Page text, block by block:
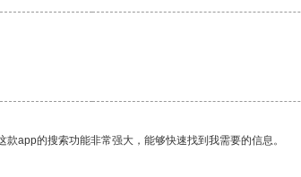
app的搜索功能非常强大，能够快速找到我需要的信息。